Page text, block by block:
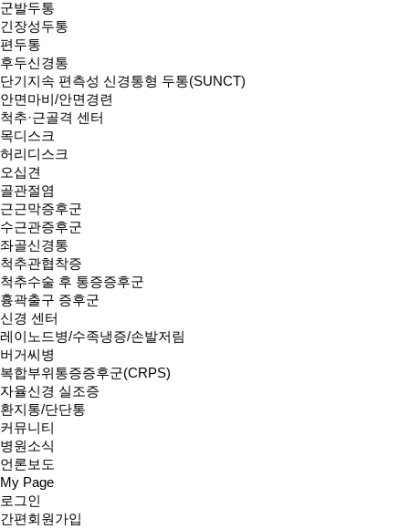
군발두통
긴장성두통
편두통
후두신경통
단기지속 편측성 신경통형 두통(SUNCT)
안면마비/안면경련
척추·근골격 센터
목디스크
허리디스크
오십견
골관절염
근근막증후군
수근관증후군
좌골신경통
척추관협착증
척추수술 후 통증증후군
흉곽출구 증후군
신경 센터
레이노드병/수족냉증/손발저림
버거씨병
복합부위통증증후군(CRPS)
자율신경 실조증
환지통/단단통
커뮤니티
병원소식
언론보도
My Page
로그인
간편회원가입